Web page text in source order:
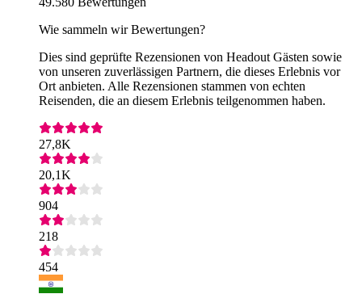
Wie sammeln wir Bewertungen?
Dies sind geprüfte Rezensionen von Headout Gästen sowie
von unseren zuverlässigen Partnern, die dieses Erlebnis vor
Ort anbieten. Alle Rezensionen stammen von echten
Reisenden, die an diesem Erlebnis teilgenommen haben.
27,8K
20,1K
904
218
454